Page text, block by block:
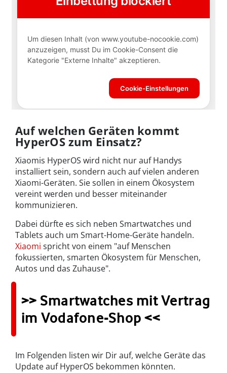
Auf welchen Geräten kommt
HyperOS zum Einsatz?
Xiaomis HyperOS wird nicht nur auf Handys
installiert sein, sondern auch auf vielen anderen
Xiaomi-Geräten. Sie sollen in einem Ökosystem
vereint werden und besser miteinander
kommunizieren.
Dabei dürfte es sich neben Smartwatches und
Tablets auch um Smart-Home-Geräte handeln.
Xiaomi spricht von einem "auf Menschen
fokussierten, smarten Ökosystem für Menschen,
Autos und das Zuhause".
>> Smartwatches mit Vertrag
im Vodafone-Shop <<
Im Folgenden listen wir Dir auf, welche Geräte das
Update auf HyperOS bekommen könnten.